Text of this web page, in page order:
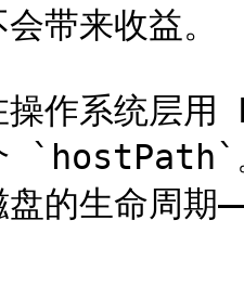
带来收益。
操作系统层
的生命周期